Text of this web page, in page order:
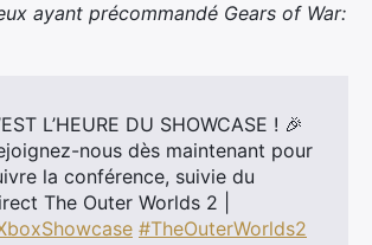
ayant précommandé Gears of War:
L’HEURE DU SHOWCASE ! 🎉
nous dès maintenant pour
la conférence, suivie du
The Outer Worlds 2 |
#TheOuterWorlds2